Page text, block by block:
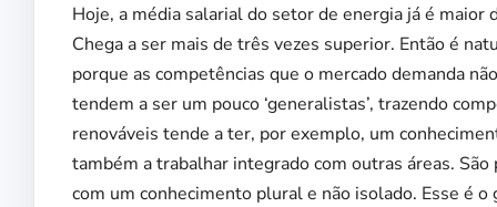
Hoje, a média salarial do setor de energia já é
Chega a ser mais de três vezes superior. Então é
porque as competências que o mercado demanda
tendem a ser um pouco ‘generalistas’, trazendo
renováveis tende a ter, por exemplo, um
também a trabalhar integrado com outras áreas.
com um conhecimento plural e não isolado. Esse é